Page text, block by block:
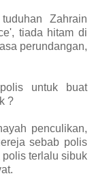
Zahrain
tiada hitam di
perundangan,
untuk buat
?
penculikan,
sebab polis
terlalu sibuk